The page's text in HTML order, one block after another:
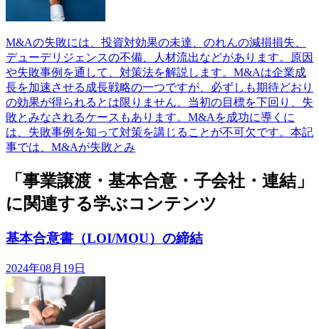
M&Aの失敗には、投資対効果の未達、のれんの減損損失、
デューデリジェンスの不備、人材流出などがあります。原因
や失敗事例を通して、対策法を解説します。M&Aは企業成
長を加速させる成長戦略の一つですが、必ずしも期待どおり
の効果が得られるとは限りません。当初の目標を下回り、失
敗とみなされるケースもあります。M&Aを成功に導くに
は、失敗事例を知って対策を講じることが不可欠です。本記
事では、M&Aが失敗とみ
「事業譲渡・基本合意・子会社・連結」
に関連する学ぶコンテンツ
基本合意書（LOI/MOU）の締結
2024年08月19日